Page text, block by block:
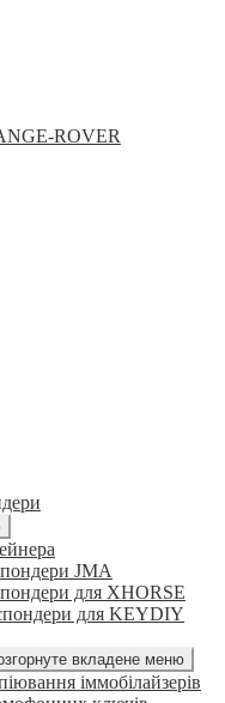
ROVER
JMA
для XHORSE
для KEYDIY
вкладене меню
іммобілайзерів